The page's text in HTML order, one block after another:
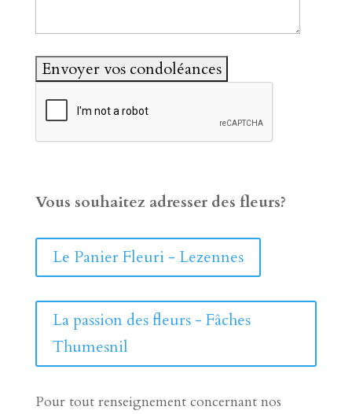
Vous souhaitez adresser des fleurs?
Le Panier Fleuri - Lezennes
La passion des fleurs - Fâches
Thumesnil
Pour tout renseignement concernant nos